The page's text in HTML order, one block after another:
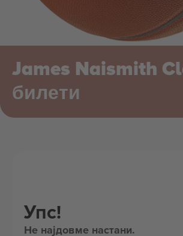
James Naismith
билети
Упс!
Не најдовме настани.